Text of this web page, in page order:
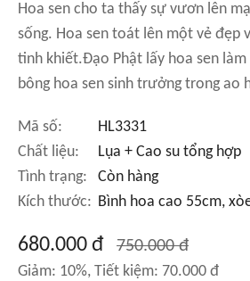
Hoa sen cho ta thấy sự vươn lên
sống. Hoa sen toát lên một vẻ đẹp
tinh khiết.Đạo Phật lấy hoa sen làm
bông hoa sen sinh trưởng trong ao
Mã số:
HL3331
Chất liệu:
Lụa + Cao su tổng hợp
Tình trạng:
Còn hàng
Kích thước: Bình hoa cao 55cm,
680.000 đ 750.000 đ
Giảm: 10%, Tiết kiệm: 70.000 đ